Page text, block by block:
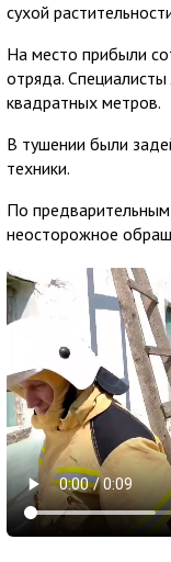
сухой
На место прибыли
отряда.
квадратных метров.
В тушении были
техники.
По
неосторожное